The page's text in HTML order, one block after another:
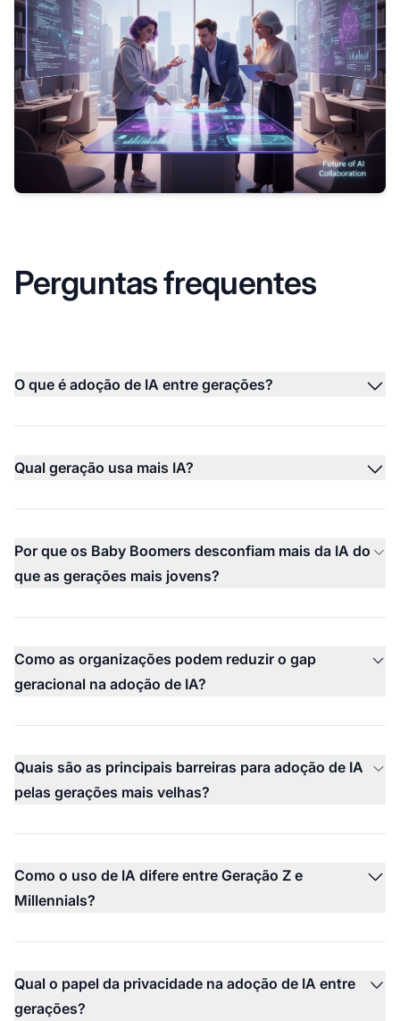
Perguntas frequentes
O que é adoção de IA entre gerações?
Qual geração usa mais IA?
Por que os Baby Boomers desconfiam mais da IA do
que as gerações mais jovens?
Como as organizações podem reduzir o gap
geracional na adoção de IA?
Quais são as principais barreiras para adoção de IA
pelas gerações mais velhas?
Como o uso de IA difere entre Geração Z e
Millennials?
Qual o papel da privacidade na adoção de IA entre
gerações?